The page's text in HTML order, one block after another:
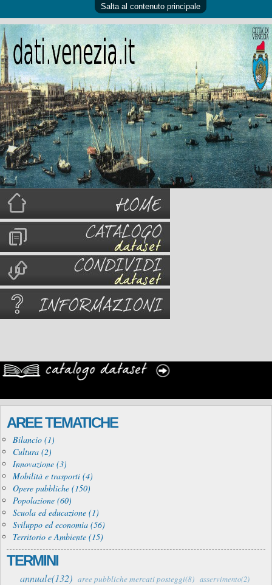
Salta al contenuto principale
AREE TEMATICHE
Bilancio (1)
Cultura (2)
Innovazione (3)
Mobilità e trasporti (4)
Opere pubbliche (150)
Popolazione (60)
Scuola ed educazione (1)
Sviluppo ed economia (56)
Territorio e Ambiente (15)
TERMINI
annuale(132) aree pubbliche mercati posteggi(8) asservimento(2)